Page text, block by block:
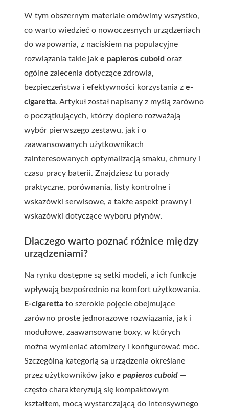
W tym obszernym materiale omówimy wszystko,
co warto wiedzieć o nowoczesnych urządzeniach
do wapowania, z naciskiem na populacyjne
rozwiązania takie jak e papieros cuboid oraz
ogólne zalecenia dotyczące zdrowia,
bezpieczeństwa i efektywności korzystania z e-
cigaretta. Artykuł został napisany z myślą zarówno
o początkujących, którzy dopiero rozważają
wybór pierwszego zestawu, jak i o
zaawansowanych użytkownikach
zainteresowanych optymalizacją smaku, chmury i
czasu pracy baterii. Znajdziesz tu porady
praktyczne, porównania, listy kontrolne i
wskazówki serwisowe, a także aspekt prawny i
wskazówki dotyczące wyboru płynów.
Dlaczego warto poznać różnice między
urządzeniami?
Na rynku dostępne są setki modeli, a ich funkcje
wpływają bezpośrednio na komfort użytkowania.
E-cigaretta to szerokie pojęcie obejmujące
zarówno proste jednorazowe rozwiązania, jak i
modułowe, zaawansowane boxy, w których
można wymieniać atomizery i konfigurować moc.
Szczególną kategorią są urządzenia określane
przez użytkowników jako e papieros cuboid —
często charakteryzują się kompaktowym
kształtem, mocą wystarczającą do intensywnego